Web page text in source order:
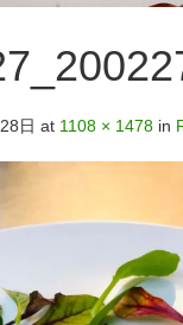
日 at 1108 × 1478 in